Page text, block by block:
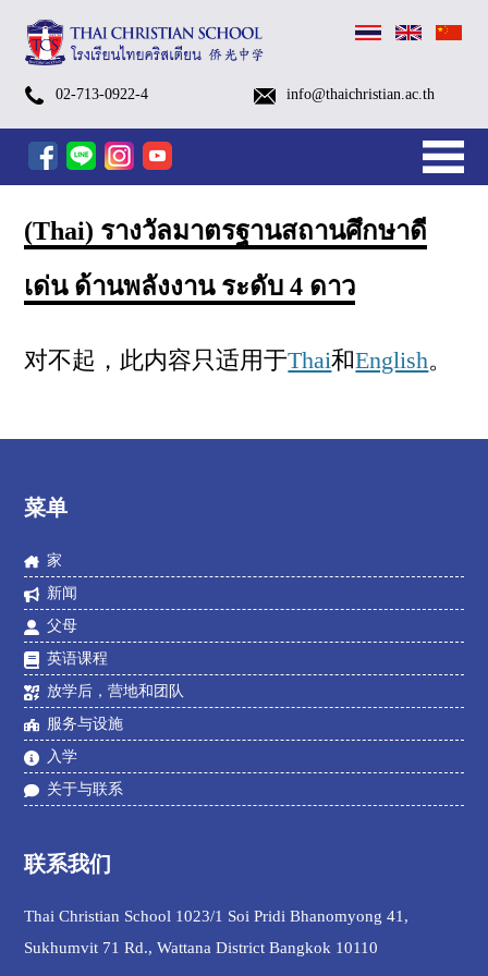
02-713-0922-4
info@thaichristian.ac.th
(Thai)
ค่าย
ความ
พร้อม
(Prep
Camp)
(Thai)
G.1-
Summer
Camp
2026
(Thai)
Kindergarten
Camp
2026
(Thai)
Open
ระดับ
ประถม
ศึกษา
(Thai)
Open
ปฐมวัย
รอบ
พิเศษ
(Thai)
TCS
House
2025
–
ครั้ง
2
(Thai)
TCS
Camp
2025(Grade
1
–
(Thai)
TCS
Camp
2025
(Pre-
K
K.3)
(Thai)
อบรม
ปฏิบัติ
การ
AI
Tools
ครู
ยุค
More…
School
Calendar
Year
2025
Pay
the
fee
via
mobile
banking
(Thai)
ตัวอย่าง
นักเรียน
Payment
Methods
More…
课
Kindergarten
(Pre-
–
KG)
Primary
Level
–
G.6)
Secondary
Level
–
G.12)
后，
地
和
团
After
School
FORM
[1/2026]
Kindergarten
After
[1/2026]
After
School
[1/2026]
Edutainment
Programs
Small
Groups
&
Chi.)
[1/2026]
TCS
FOOTBALL
TCS
SWIMMING
与
施
School
Bus
Swimming
Classes
Library
School
Nurse
Brochures
Admissions
Process
Visa
for
Students
与
系
Alumni
EP1-
TCS
Talk
BB
and
(Chaplain
Dept.)
Contact
Information
History
Identity
&
Organization
Chart
TCSS
(Thai
Sapanluang
School)
Sapan
Luang
(Thai) รางวัลมาตรฐานสถานศึกษาดี
เด่น ด้านพลังงาน ระดับ 4 ดาว
对不起，此内容只适用于Thai和English。
菜单
家
新闻
父母
英语课程
放学后，营地和团队
服务与设施
入学
关于与联系
联系我们
Thai Christian School 1023/1 Soi Pridi Bhanomyong 41,
Sukhumvit 71 Rd., Wattana District Bangkok 10110